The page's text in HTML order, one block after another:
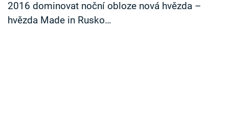
Sledujte nás
2016 dominovat noční obloze nová hvězda –
hvězda Made in Rusko…